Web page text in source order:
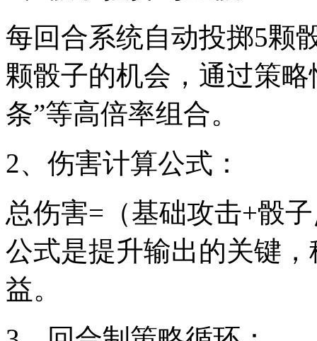
每回合系统自动投掷5颗
颗骰子的机会，通过策
条”等高倍率组合。
2、伤害计算公式：
总伤害=（基础攻击+骰
公式是提升输出的关键
益。